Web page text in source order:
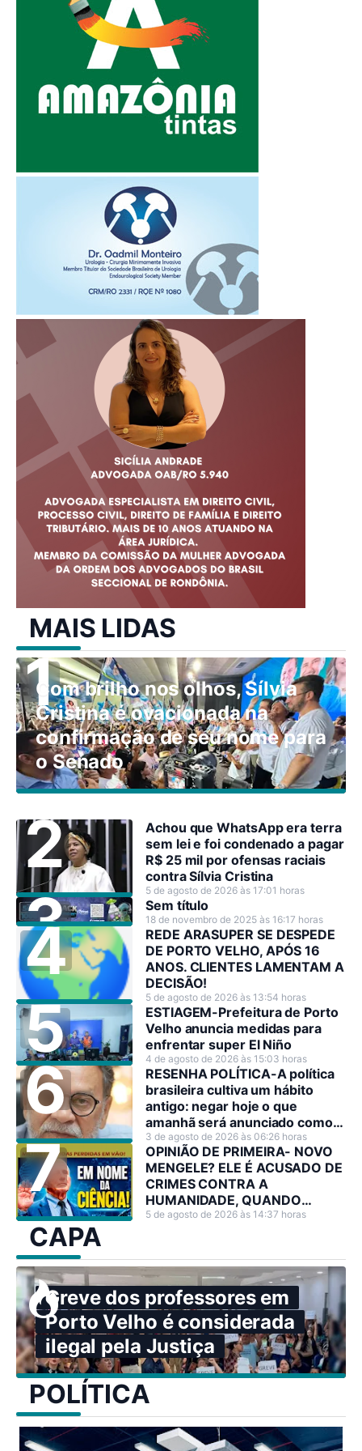
MAIS LIDAS
Com brilho nos olhos, Sílvia
Cristina é ovacionada na
confirmação de seu nome para
o Senado
Achou que WhatsApp era terra
sem lei e foi condenado a pagar
R$ 25 mil por ofensas raciais
contra Sílvia Cristina
5 de agosto de 2026 às 17:01 horas
Sem título
18 de novembro de 2025 às 16:17 horas
REDE ARASUPER SE DESPEDE
DE PORTO VELHO, APÓS 16
ANOS. CLIENTES LAMENTAM A
DECISÃO!
5 de agosto de 2026 às 13:54 horas
ESTIAGEM-Prefeitura de Porto
Velho anuncia medidas para
enfrentar super El Niño
4 de agosto de 2026 às 15:03 horas
RESENHA POLÍTICA-A política
brasileira cultiva um hábito
antigo: negar hoje o que
amanhã será anunciado como
decisão estratégica.
3 de agosto de 2026 às 06:26 horas
OPINIÃO DE PRIMEIRA- NOVO
MENGELE? ELE É ACUSADO DE
CRIMES CONTRA A
HUMANIDADE, QUANDO
PODERIA TER SALVADO
5 de agosto de 2026 às 14:37 horas
CAPA
Greve dos professores em
Porto Velho é considerada
ilegal pela Justiça
POLÍTICA